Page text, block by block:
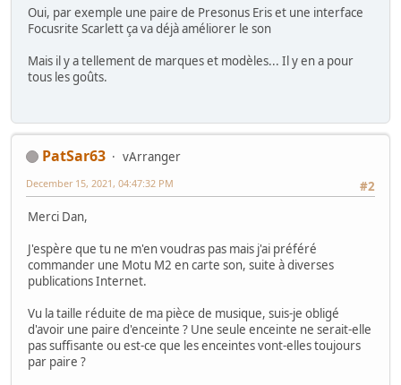
Oui, par exemple une paire de Presonus Eris et une interface
Focusrite Scarlett ça va déjà améliorer le son
Mais il y a tellement de marques et modèles... Il y en a pour
tous les goûts.
PatSar63
vArranger
#2
December 15, 2021, 04:47:32 PM
Merci Dan,
J'espère que tu ne m'en voudras pas mais j'ai préféré
commander une Motu M2 en carte son, suite à diverses
publications Internet.
Vu la taille réduite de ma pièce de musique, suis-je obligé
d'avoir une paire d'enceinte ? Une seule enceinte ne serait-elle
pas suffisante ou est-ce que les enceintes vont-elles toujours
par paire ?